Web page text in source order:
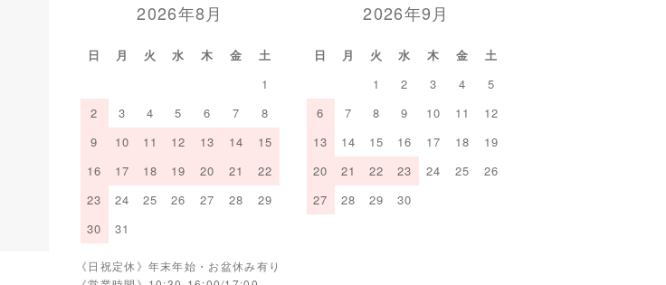
2026年8月
日 月 火 水 木 金
土
1
2
3 4 5 6 7
8
9
10 11 12 13 14
15
16
17 18 19 20 21
22
23
24 25 26 27 28
29
30
31
2026年9月
日 月 火 水 木 金
土
1
2 3 4
5
6
7 8 9 10 11
12
13
14 15 16 17 18
19
20
21 22 23 24 25
26
27
28 29 30
《日祝定休》年末年始・お盆休み有り